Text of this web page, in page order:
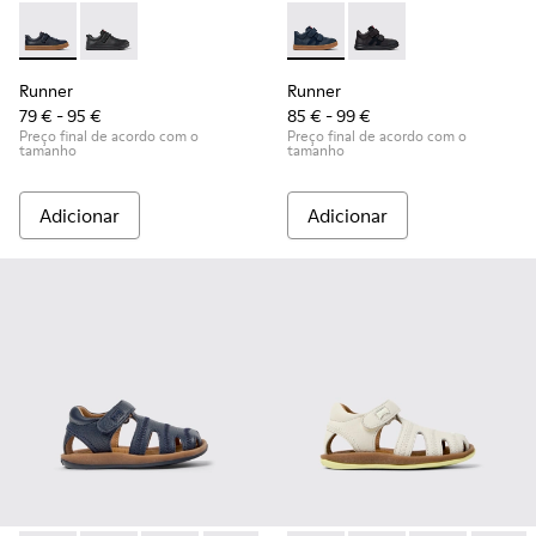
Runner - K800319-006 - Sapatilhas azuis de pele e têxtil
Runner - K800319-001
Runner
79 € - 95 €
Preço final de acordo com o
tamanho
Adicionar
Runner - K900384-001 -
Runner - K900384-
Runner
85 € - 99 €
Preço final de acordo com o
tamanho
Adicionar